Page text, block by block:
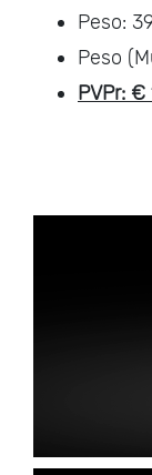
Peso:
Peso
PVPr: €